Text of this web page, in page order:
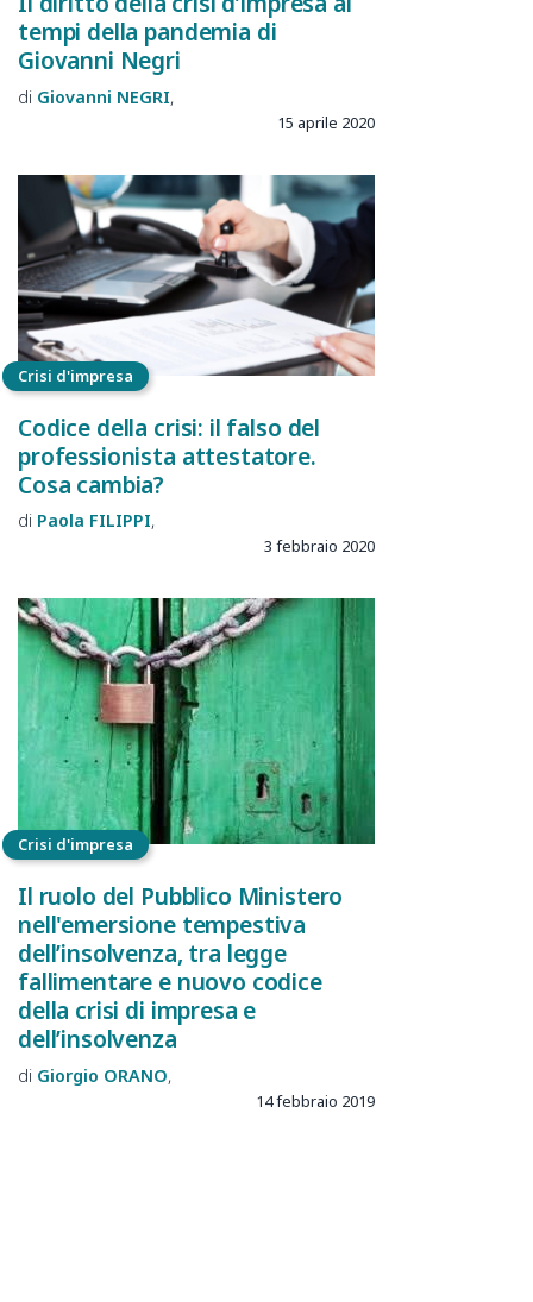
tempi della pandemia di
Giovanni Negri
Giovanni NEGRI
15 aprile 2020
Crisi d'impresa
Codice della crisi: il falso del
professionista attestatore.
Cosa cambia?
Paola FILIPPI
3 febbraio 2020
Crisi d'impresa
Il ruolo del Pubblico Ministero
nell'emersione tempestiva
dell’insolvenza, tra legge
fallimentare e nuovo codice
della crisi di impresa e
dell’insolvenza
Giorgio ORANO
14 febbraio 2019